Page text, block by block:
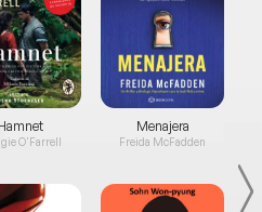
O'Farrell
Menajera
Freida McFadden